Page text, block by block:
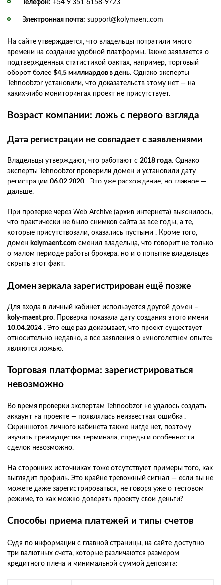
Телефон: +54 9 351 6158-9723
Электронная почта: support@kolymaent.com
На сайте утверждается, что владельцы потратили много
времени на создание удобной платформы. Также заявляется о
подтвержденных статистикой фактах, например, торговый
оборот более $4,5 миллиардов в день. Однако эксперты
Tehnoobzor установили, что доказательств этому нет — на
каких-либо мониторингах проект не присутствует.
Возраст компании: ложь с первого взгляда
Дата регистрации не совпадает с заявлениями
Владельцы утверждают, что работают с 2018 года. Однако
эксперты Tehnoobzor проверили домен и установили дату
регистрации 06.02.2020 . Это уже расхождение, но главное —
дальше.
При проверке через Web Archive (архив интернета) выяснилось,
что практически не было снимков сайта за все годы, а те,
которые присутствовали, оказались пустыми . Кроме того,
домен kolymaent.com сменил владельца, что говорит не только
о малом периоде работы брокера, но и о попытке владельцев
скрыть этот факт.
Домен зеркала зарегистрирован ещё позже
Для входа в личный кабинет используется другой домен –
koly-maent.pro. Проверка показала дату создания этого имени
10.04.2024 . Это еще раз доказывает, что проект существует
относительно недавно, а все заявления о «многолетнем опыте»
являются ложью.
Торговая платформа: зарегистрироваться
невозможно
Во время проверки экспертам Tehnoobzor не удалось создать
аккаунт на проекте — появлялась неизвестная ошибка .
Скриншотов личного кабинета также нигде нет, поэтому
изучить преимущества терминала, спреды и особенности
сделок невозможно.
На сторонних источниках тоже отсутствуют примеры того, как
выглядит профиль. Это крайне тревожный сигнал — если вы не
можете даже зарегистрироваться, не говоря уже о тестовом
режиме, то как можно доверять проекту свои деньги?
Способы приема платежей и типы счетов
Судя по информации с главной страницы, на сайте доступно
три валютных счета, которые различаются размером
кредитного плеча и минимальной суммой депозита: